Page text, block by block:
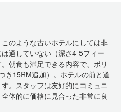
のような古いホテルにしては非
適していない（深さ4-5フィー
朝食も満足できる内容で、ボリ
き15RM追加）。ホテルの前と道
。スタッフは友好的にコミュニ
体的に価格に見合った非常に良